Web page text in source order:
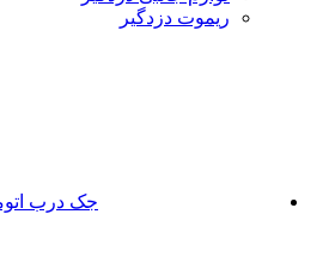
ریموت دزدگیر
جک درب